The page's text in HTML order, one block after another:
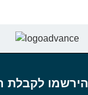
הירשמו לקבלת